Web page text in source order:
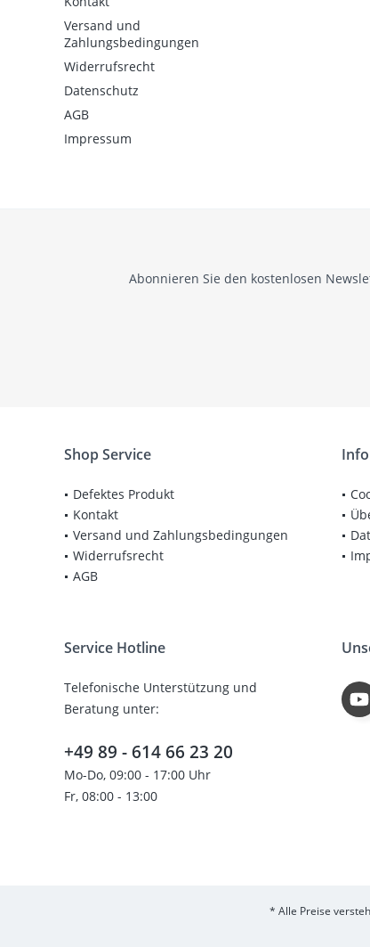
Versand und
Zahlungsbedingungen
Widerrufsrecht
Datenschutz
AGB
Impressum
Abonnieren Sie den kostenlosen
Shop Service
Defektes Produkt
Kontakt
Versand und Zahlungsbedingungen
Widerrufsrecht
AGB
Service Hotline
Telefonische Unterstützung und
Beratung unter:
+49 89 - 614 66 23 20
Mo-Do, 09:00 - 17:00 Uhr
Fr, 08:00 - 13:00
* Alle Preise